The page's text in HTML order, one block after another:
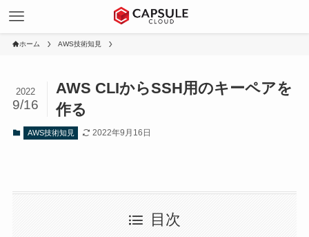
ホーム AWS技術知見
AWS CLIからSSH用のキーペアを
作る
2022
9/16
AWS技術知見 2022年9月16日
目次